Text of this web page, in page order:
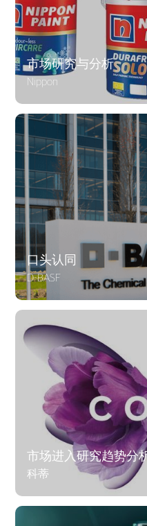
市场研究与分析
Nippon
口头认同
D-BASF
市场进入研究趋势分
科蒂